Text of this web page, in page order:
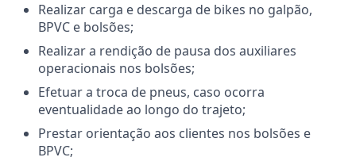
Realizar carga e descarga de bikes no galpão,
BPVC e bolsões;
Realizar a rendição de pausa dos auxiliares
operacionais nos bolsões;
Efetuar a troca de pneus, caso ocorra
eventualidade ao longo do trajeto;
Prestar orientação aos clientes nos bolsões e
BPVC;